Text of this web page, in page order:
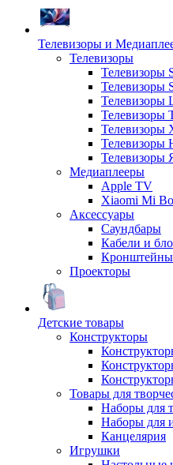
Телевизоры и
Телевизоры
Телевизоры
Телевизоры
Телевизоры
Телевизоры
Телевизоры
Телевизоры
Телевизоры
Медиаплееры
Apple TV
Xiaomi Mi
Аксессуары
Саундбары
Кабели и
Кронштейны
Проекторы
Детские товары
Конструкторы
Товары для
Наборы для
Наборы для
Канцелярия
Игрушки